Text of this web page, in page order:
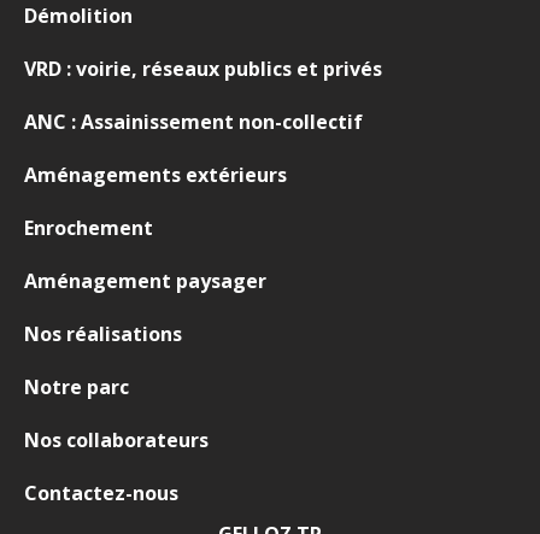
Démolition
VRD : voirie, réseaux publics et privés
ANC : Assainissement non-collectif
Aménagements extérieurs
Enrochement
Aménagement paysager
Nos réalisations
Notre parc
Nos collaborateurs
Contactez-nous